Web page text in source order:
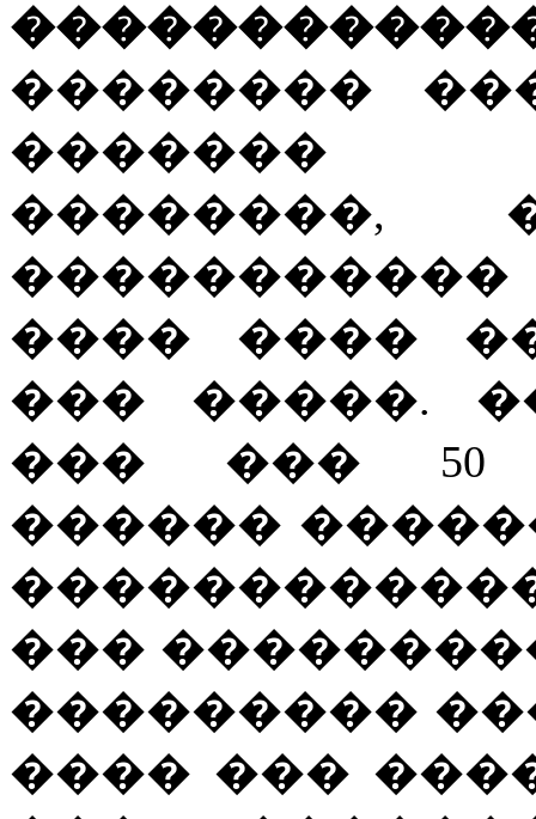
��������
�������
���� ����
��� �����.
��� ��� 50
������
���
���������
���� ���